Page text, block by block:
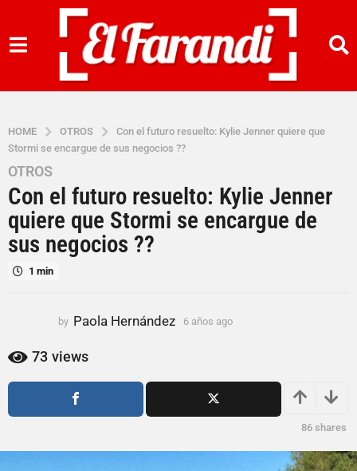
HOME OTROS
Con el futuro resuelto: Kylie Jenner quiere que
Stormi se encargue de sus negocios ??
6
a
o
s
a
ñ
o
a
OTROS
Con el futuro resuelto: Kylie Jenner
quiere que Stormi se encargue de
sus negocios ??
1 min
by Paola Hernández 6 años ago
s
73 views
86 shares